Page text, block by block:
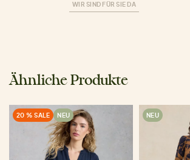
WIR SIND FÜR SIE DA
Ähnliche Produkte
20 % SALE NEU NEU